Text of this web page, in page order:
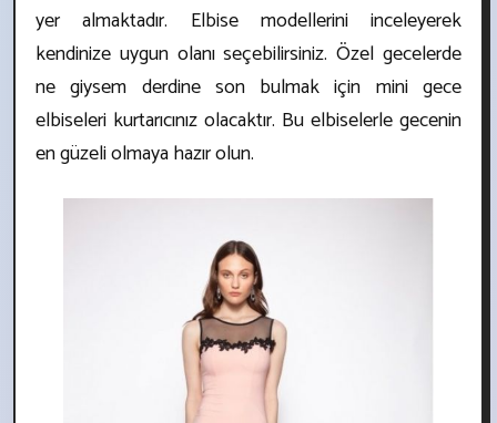
yer almaktadır. Elbise modellerini inceleyerek
kendinize uygun olanı seçebilirsiniz. Özel gecelerde
ne giysem derdine son bulmak için mini gece
elbiseleri kurtarıcınız olacaktır. Bu elbiselerle gecenin
en güzeli olmaya hazır olun.